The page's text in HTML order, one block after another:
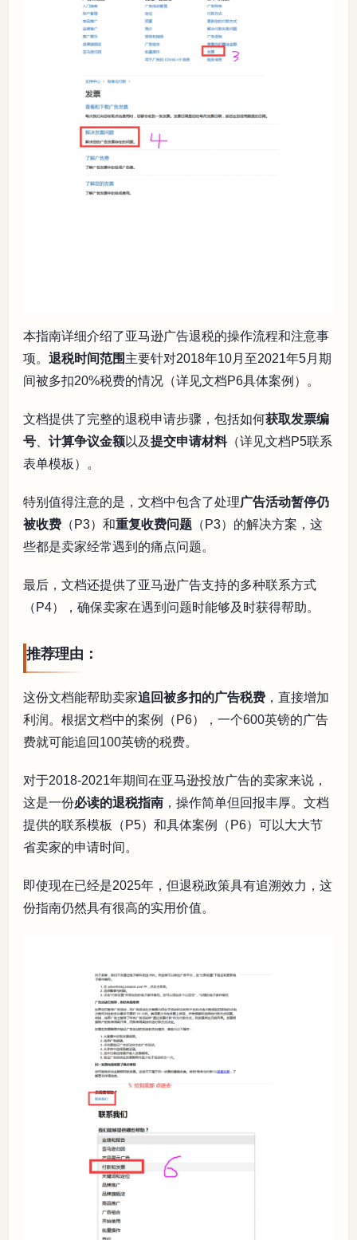
本指南详细介绍了亚马逊广告退税的操作流程和注意事
项。 退税时间范围 主要针对2018年10月至2021年5月期
间被多扣20%税费的情况（详见文档P6具体案例）。
文档提供了完整的退税申请步骤，包括如何获取发票编
号
计算争议金额以及提交申请材料（详见文档P5联系
表单模板）。
特别值得注意的是，文档中包含了处理广告活动暂停仍
被收费 （P3）和重复收费问题 （P3）的解决方案，这
些都是卖家经常遇到的痛点问题。
最后，文档还提供了亚马逊广告支持的多种联系方式
（P4），确保卖家在遇到问题时能够及时获得帮助。
推荐理由：
这份文档能帮助卖家追回被多扣的广告税费 ，直接增加
利润。根据文档中的案例（P6），一个600英镑的广告
费就可能追回100英镑的税费。
对于2018-2021年期间在亚马逊投放广告的卖家来说，
这是一份必读的退税指南 ，操作简单但回报丰厚。文档
提供的联系模板（P5）和具体案例（P6）可以大大节
省卖家的申请时间。
即使现在已经是2025年，但退税政策具有追溯效力，这
份指南仍然具有很高的实用价值。